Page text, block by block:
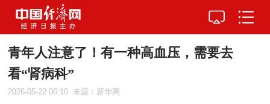
青年人注意了！有一种高血压，需要去
看“肾病科”
2026-05-22 06:10 来源：新华网